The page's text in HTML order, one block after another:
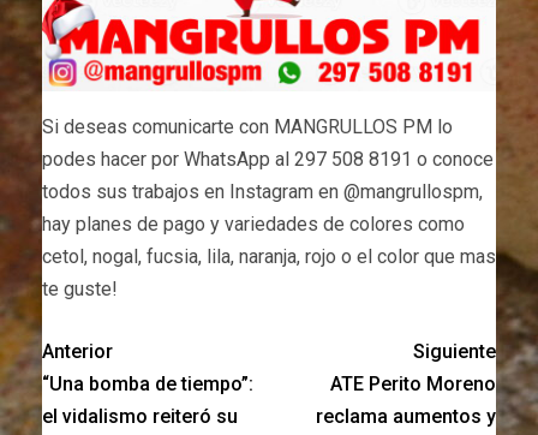
Si deseas comunicarte con MANGRULLOS PM lo
podes hacer por WhatsApp al 297 508 8191 o conoce
todos sus trabajos en Instagram en @mangrullospm,
hay planes de pago y variedades de colores como
cetol, nogal, fucsia, lila, naranja, rojo o el color que mas
te guste!
Anterior
“Una bomba de tiempo”:
el vidalismo reiteró su
Siguiente
ATE Perito Moreno
reclama aumentos y